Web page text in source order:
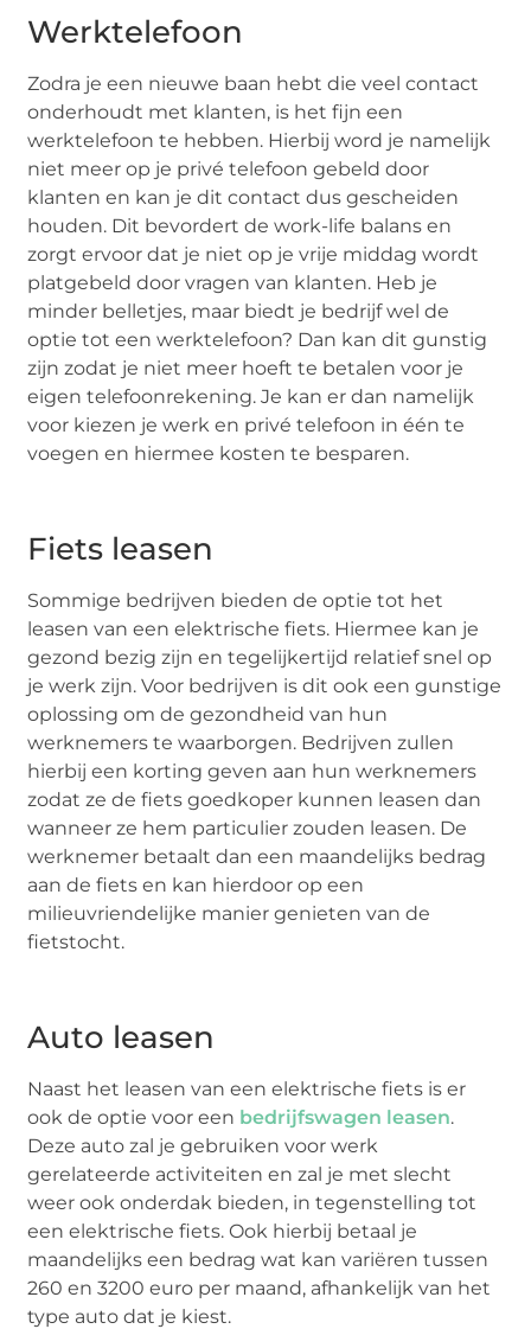
Werktelefoon
Zodra je een nieuwe baan hebt die veel contact
onderhoudt met klanten, is het fijn een
werktelefoon te hebben. Hierbij word je namelijk
niet meer op je privé telefoon gebeld door
klanten en kan je dit contact dus gescheiden
houden. Dit bevordert de work-life balans en
zorgt ervoor dat je niet op je vrije middag wordt
platgebeld door vragen van klanten. Heb je
minder belletjes, maar biedt je bedrijf wel de
optie tot een werktelefoon? Dan kan dit gunstig
zijn zodat je niet meer hoeft te betalen voor je
eigen telefoonrekening. Je kan er dan namelijk
voor kiezen je werk en privé telefoon in één te
voegen en hiermee kosten te besparen.
Fiets leasen
Sommige bedrijven bieden de optie tot het
leasen van een elektrische fiets. Hiermee kan je
gezond bezig zijn en tegelijkertijd relatief snel op
je werk zijn. Voor bedrijven is dit ook een gunstige
oplossing om de gezondheid van hun
werknemers te waarborgen. Bedrijven zullen
hierbij een korting geven aan hun werknemers
zodat ze de fiets goedkoper kunnen leasen dan
wanneer ze hem particulier zouden leasen. De
werknemer betaalt dan een maandelijks bedrag
aan de fiets en kan hierdoor op een
milieuvriendelijke manier genieten van de
fietstocht.
Auto leasen
Naast het leasen van een elektrische fiets is er
ook de optie voor een bedrijfswagen leasen.
Deze auto zal je gebruiken voor werk
gerelateerde activiteiten en zal je met slecht
weer ook onderdak bieden, in tegenstelling tot
een elektrische fiets. Ook hierbij betaal je
maandelijks een bedrag wat kan variëren tussen
260 en 3200 euro per maand, afhankelijk van het
type auto dat je kiest.